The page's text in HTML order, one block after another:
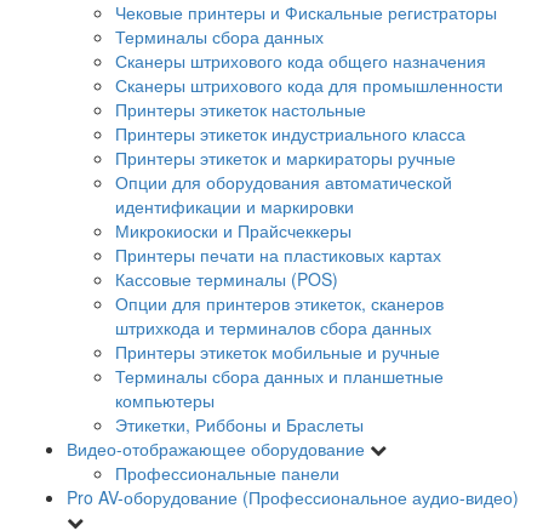
Чековые принтеры и Фискальные регистраторы
Терминалы сбора данных
Сканеры штрихового кода общего назначения
Сканеры штрихового кода для промышленности
Принтеры этикеток настольные
Принтеры этикеток индустриального класса
Принтеры этикеток и маркираторы ручные
Опции для оборудования автоматической
идентификации и маркировки
Микрокиоски и Прайсчеккеры
Принтеры печати на пластиковых картах
Кассовые терминалы (POS)
Опции для принтеров этикеток, сканеров
штрихкода и терминалов сбора данных
Принтеры этикеток мобильные и ручные
Терминалы сбора данных и планшетные
компьютеры
Этикетки, Риббоны и Браслеты
Видео-отображающее оборудование
Профессиональные панели
Pro AV-оборудование (Профессиональное аудио-видео)